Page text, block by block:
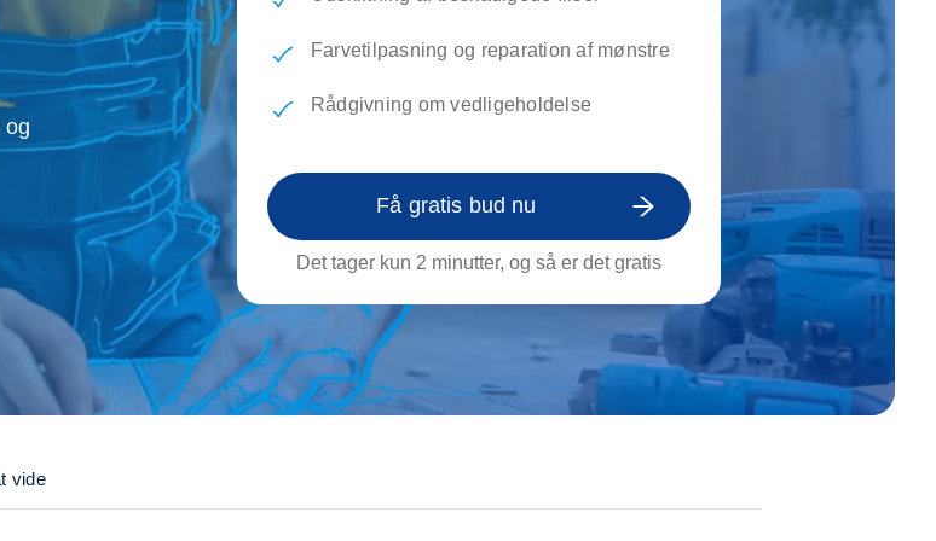
Træfældning
Transport af genstande
TV installation og opsætning
Vinduespudsning VVS
og
Farvetilpasning og reparation af mønstre
Rådgivning om vedligeholdelse
Få gratis bud nu
Det tager kun 2 minutter, og så er det gratis
vide